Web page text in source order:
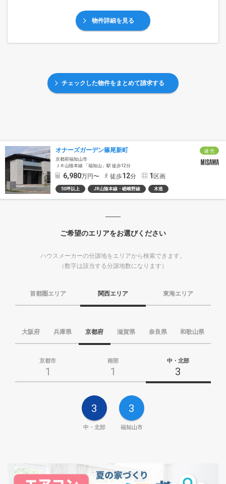
物件詳細を見る
チェックした物件をまとめて請求する
建 売
オナーズガーデン篠尾新町
京都府福知山市
ＪＲ山陰本線 「福知山」駅 徒歩12分
6,980万円〜 徒歩12分 1 区画
50坪以上 JR山陰本線・嵯峨野線 木造
ご希望のエリアをお選びください
ハウスメーカーの分譲地をエリアから検索できます。
（数字は該当する分譲地数になります）
首都圏エリア 関西エリア 東海エリア
大阪府 兵庫県 京都府 滋賀県 奈良県 和歌山県
京都市
1
南部
1
中・北部
3
3
中・北部
3
福知山市